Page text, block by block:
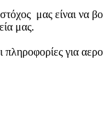
μας είναι να
μας.
πληροφορίες για